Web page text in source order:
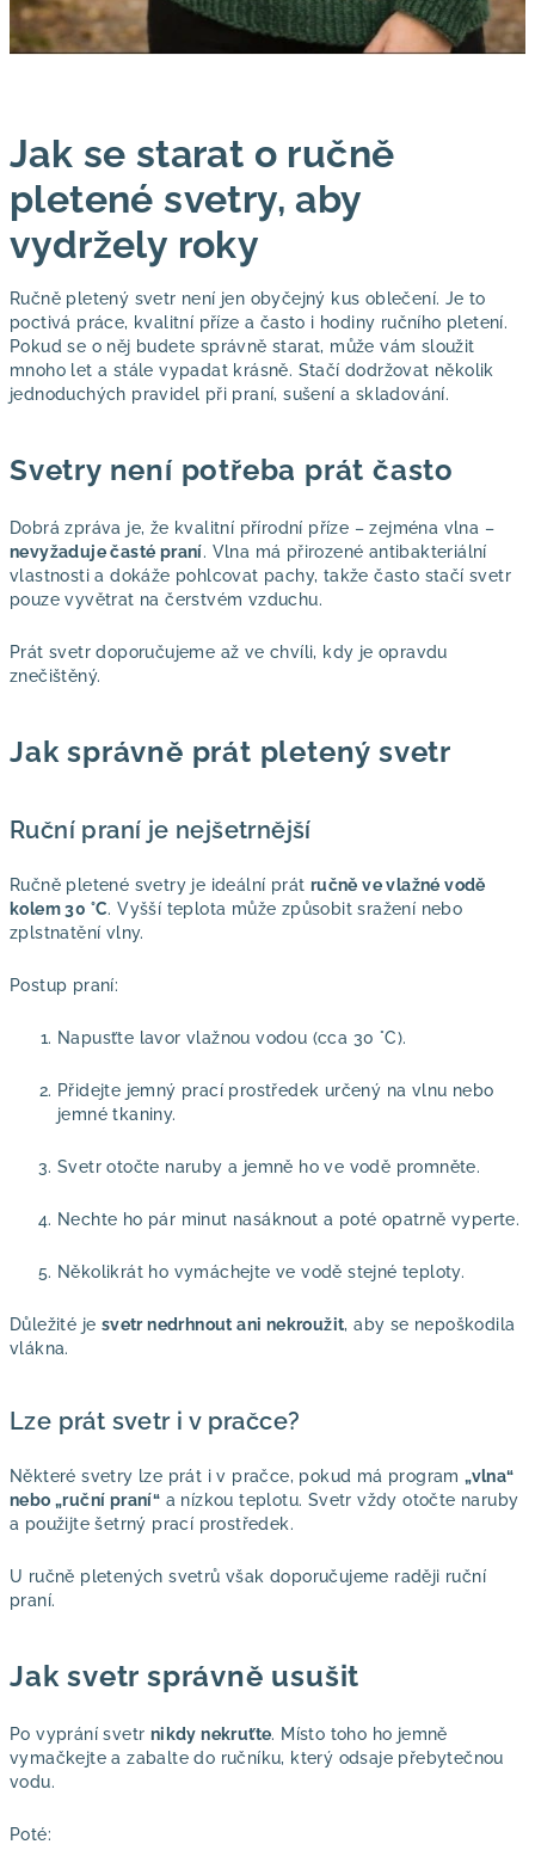
Jak se starat o ručně
pletené svetry, aby
vydržely roky
Ručně pletený svetr není jen obyčejný kus oblečení. Je to
poctivá práce, kvalitní příze a často i hodiny ručního pletení.
Pokud se o něj budete správně starat, může vám sloužit
mnoho let a stále vypadat krásně. Stačí dodržovat několik
jednoduchých pravidel při praní, sušení a skladování.
Svetry není potřeba prát často
Dobrá zpráva je, že kvalitní přírodní příze – zejména vlna –
nevyžaduje časté praní. Vlna má přirozené antibakteriální
vlastnosti a dokáže pohlcovat pachy, takže často stačí svetr
pouze vyvětrat na čerstvém vzduchu.
Prát svetr doporučujeme až ve chvíli, kdy je opravdu
znečištěný.
Jak správně prát pletený svetr
Ruční praní je nejšetrnější
Ručně pletené svetry je ideální prát ručně ve vlažné vodě
kolem 30 °C. Vyšší teplota může způsobit sražení nebo
zplstnatění vlny.
Postup praní:
Napusťte lavor vlažnou vodou (cca 30 °C).
Přidejte jemný prací prostředek určený na vlnu nebo
jemné tkaniny.
Svetr otočte naruby a jemně ho ve vodě promněte.
Nechte ho pár minut nasáknout a poté opatrně vyperte.
Několikrát ho vymáchejte ve vodě stejné teploty.
Důležité je svetr nedrhnout ani nekroužit, aby se nepoškodila
vlákna.
Lze prát svetr i v pračce?
Některé svetry lze prát i v pračce, pokud má program„vlna“
nebo „ruční praní“ a nízkou teplotu. Svetr vždy otočte naruby
a použijte šetrný prací prostředek.
U ručně pletených svetrů však doporučujeme raději ruční
praní.
Jak svetr správně usušit
Po vyprání svetr nikdy nekruťte. Místo toho ho jemně
vymačkejte a zabalte do ručníku, který odsaje přebytečnou
vodu.
Poté: